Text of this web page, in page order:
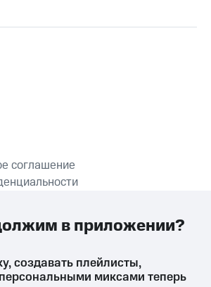
ПРИЛОЖЕНИЕ
соглашение
создавать плейлисты,
миксами теперь